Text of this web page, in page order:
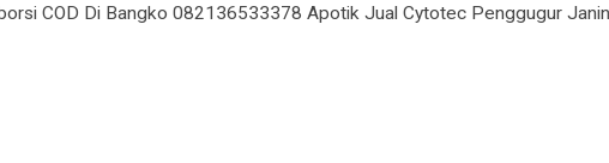
COD Di Bangko 082136533378 Apotik Jual Cytotec Penggugur